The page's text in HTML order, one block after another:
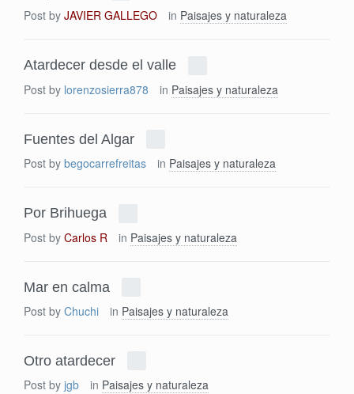
Post by JAVIER GALLEGO in Paisajes y naturaleza
Atardecer desde el valle
Post by lorenzosierra878 in Paisajes y naturaleza
Fuentes del Algar
Post by begocarrefreitas in Paisajes y naturaleza
Por Brihuega
Post by Carlos R in Paisajes y naturaleza
Mar en calma
Post by Chuchi in Paisajes y naturaleza
Otro atardecer
Post by jgb in Paisajes y naturaleza